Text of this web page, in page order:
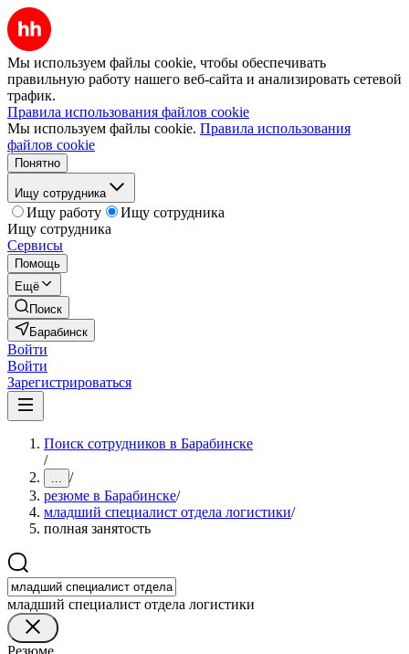
Мы используем файлы cookie, чтобы обеспечивать
правильную работу нашего веб-сайта и анализировать сетевой
трафик.
Правила использования файлов cookie
Мы используем файлы cookie. Правила использования
файлов cookie
Понятно
Ищу сотрудника
Ищу работу
Ищу сотрудника
Ищу сотрудника
Сервисы
Помощь
Ещё
Поиск
Барабинск
Войти
Войти
Зарегистрироваться
Поиск сотрудников в Барабинске
/
... /
резюме в Барабинске/
младший специалист отдела логистики/
полная занятость
младший специалист отдела логистики
Резюме